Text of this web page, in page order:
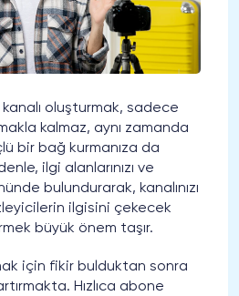
kanalı oluşturmak, sadece
kalmaz, aynı zamanda
bir bağ kurmanıza da
ilgi alanlarınızı ve
bulundurarak, kanalınızı
ilgisini çekecek
büyük önem taşır.
için fikir bulduktan sonra
Hızlıca abone